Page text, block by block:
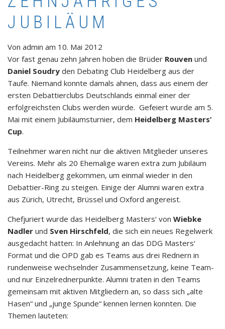
JUBILÄUM
Von admin am 10. Mai 2012
Vor fast genau zehn Jahren hoben die Brüder Rouven und
Daniel Soudry den Debating Club Heidelberg aus der
Taufe. Niemand konnte damals ahnen, dass aus einem der
ersten Debattierclubs Deutschlands einmal einer der
erfolgreichsten Clubs werden würde. Gefeiert wurde am 5.
Mai mit einem Jubiläumsturnier, dem Heidelberg Masters‘
Cup.
Teilnehmer waren nicht nur die aktiven Mitglieder unseres
Vereins. Mehr als 20 Ehemalige waren extra zum Jubiläum
nach Heidelberg gekommen, um einmal wieder in den
Debattier-Ring zu steigen. Einige der Alumni waren extra
aus Zürich, Utrecht, Brüssel und Oxford angereist.
Chefjuriert wurde das Heidelberg Masters‘ von Wiebke
Nadler und Sven Hirschfeld, die sich ein neues Regelwerk
ausgedacht hatten: In Anlehnung an das DDG Masters‘
Format und die OPD gab es Teams aus drei Rednern in
rundenweise wechselnder Zusammensetzung, keine Team-
und nur Einzelrednerpunkte. Alumni traten in den Teams
gemeinsam mit aktiven Mitgliedern an, so dass sich „alte
Hasen“ und „junge Spunde“ kennen lernen konnten. Die
Themen lauteten: